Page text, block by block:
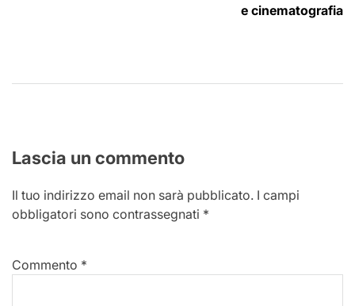
e cinematografia
Lascia un commento
Il tuo indirizzo email non sarà pubblicato. I campi
obbligatori sono contrassegnati *
Commento *